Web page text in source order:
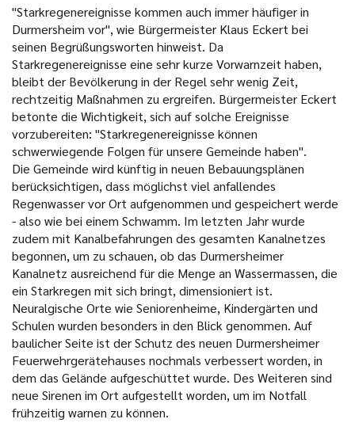
"Starkregenereignisse kommen auch immer häufiger in
Durmersheim vor", wie Bürgermeister Klaus Eckert bei
seinen Begrüßungsworten hinweist. Da
Starkregenereignisse eine sehr kurze Vorwarnzeit haben,
bleibt der Bevölkerung in der Regel sehr wenig Zeit,
rechtzeitig Maßnahmen zu ergreifen. Bürgermeister Eckert
betonte die Wichtigkeit, sich auf solche Ereignisse
vorzubereiten: "Starkregenereignisse können
schwerwiegende Folgen für unsere Gemeinde haben".
Die Gemeinde wird künftig in neuen Bebauungsplänen
berücksichtigen, dass möglichst viel anfallendes
Regenwasser vor Ort aufgenommen und gespeichert werde
- also wie bei einem Schwamm. Im letzten Jahr wurde
zudem mit Kanalbefahrungen des gesamten Kanalnetzes
begonnen, um zu schauen, ob das Durmersheimer
Kanalnetz ausreichend für die Menge an Wassermassen, die
ein Starkregen mit sich bringt, dimensioniert ist.
Neuralgische Orte wie Seniorenheime, Kindergärten und
Schulen wurden besonders in den Blick genommen. Auf
baulicher Seite ist der Schutz des neuen Durmersheimer
Feuerwehrgerätehauses nochmals verbessert worden, in
dem das Gelände aufgeschüttet wurde. Des Weiteren sind
neue Sirenen im Ort aufgestellt worden, um im Notfall
frühzeitig warnen zu können.